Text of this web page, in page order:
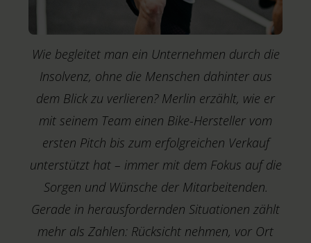
Wie begleitet man ein Unternehmen durch die
Insolvenz, ohne die Menschen dahinter aus
dem Blick zu verlieren? Merlin erzählt, wie er
mit seinem Team einen Bike-Hersteller vom
ersten Pitch bis zum erfolgreichen Verkauf
unterstützt hat – immer mit dem Fokus auf die
Sorgen und Wünsche der Mitarbeitenden.
Gerade in herausfordernden Situationen zählt
mehr als Zahlen: Rücksicht nehmen, vor Ort